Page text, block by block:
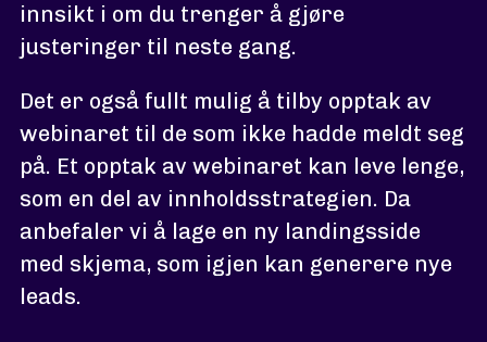
innsikt i om du trenger å gjøre
justeringer til neste gang.
Det er også fullt mulig å tilby opptak av
webinaret til de som ikke hadde meldt seg
på. Et opptak av webinaret kan leve lenge,
som en del av innholdsstrategien. Da
anbefaler vi å lage en ny landingsside
med skjema, som igjen kan generere nye
leads.